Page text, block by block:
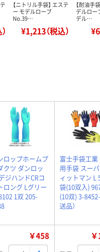
【ニトリル手袋】 エステ
ー モデルローブ
No.39…
¥1,213（税込）
【耐油手
デルロー
デル…
ロップホームプ
クツ ダンロッ
ジハンドCRコ
ロング Lグリー
1双 205-
富士手袋工業
用手袋 スー
ィットマン L
袋(10双入)
(10双) 3-
送品）
￥458